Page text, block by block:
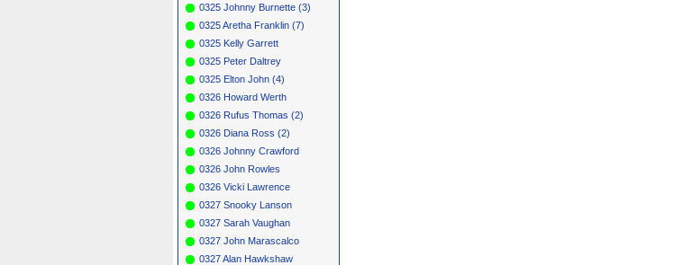
0325 Johnny Burnette (3)
0325 Aretha Franklin (7)
0325 Kelly Garrett
0325 Peter Daltrey
0325 Elton John (4)
0326 Howard Werth
0326 Rufus Thomas (2)
0326 Diana Ross (2)
0326 Johnny Crawford
0326 John Rowles
0326 Vicki Lawrence
0327 Snooky Lanson
0327 Sarah Vaughan
0327 John Marascalco
0327 Alan Hawkshaw